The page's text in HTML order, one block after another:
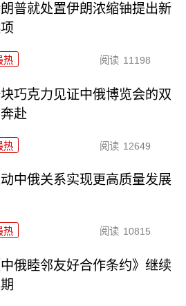
普就处置伊朗浓缩铀提出新
热 阅读 11198
巧克力见证中俄博览会的双
赴
热 阅读 12649
中俄关系实现更高质量发展
热 阅读 10815
中俄睦邻友好合作条约》继续